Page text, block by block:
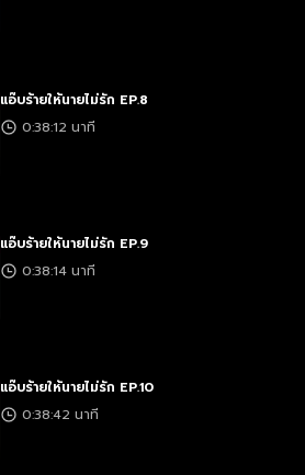
แอ๊บร้ายให้นายไม่รัก EP.8
0:38:12 นาที
แอ๊บร้ายให้นายไม่รัก EP.9
0:38:14 นาที
แอ๊บร้ายให้นายไม่รัก EP.10
0:38:42 นาที